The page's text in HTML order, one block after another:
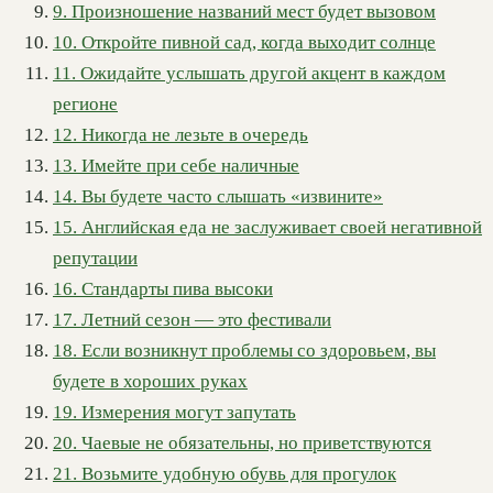
9. Произношение названий мест будет вызовом
10. Откройте пивной сад, когда выходит солнце
11. Ожидайте услышать другой акцент в каждом
регионе
12. Никогда не лезьте в очередь
13. Имейте при себе наличные
14. Вы будете часто слышать «извините»
15. Английская еда не заслуживает своей негативной
репутации
16. Стандарты пива высоки
17. Летний сезон — это фестивали
18. Если возникнут проблемы со здоровьем, вы
будете в хороших руках
19. Измерения могут запутать
20. Чаевые не обязательны, но приветствуются
21. Возьмите удобную обувь для прогулок